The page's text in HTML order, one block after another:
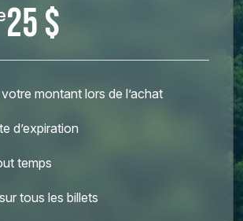
25 $
montant lors de l’achat
d’expiration
temps
tous les billets